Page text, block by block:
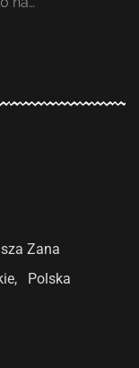
Zana
Polska